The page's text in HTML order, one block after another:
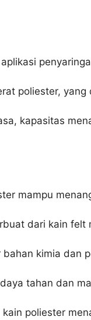
poliester,
kapasitas
mampu
dari kain felt
kimia dan
tahan dan
poliester